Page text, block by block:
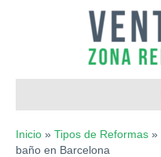
Inicio » Tipos de Reformas »
baño en Barcelona